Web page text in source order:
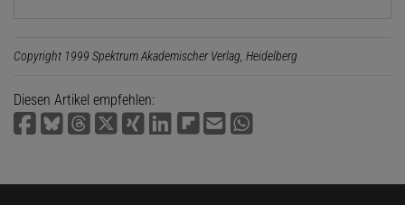
Copyright 1999 Spektrum Akademischer Verlag, Heidelberg
Diesen Artikel empfehlen: